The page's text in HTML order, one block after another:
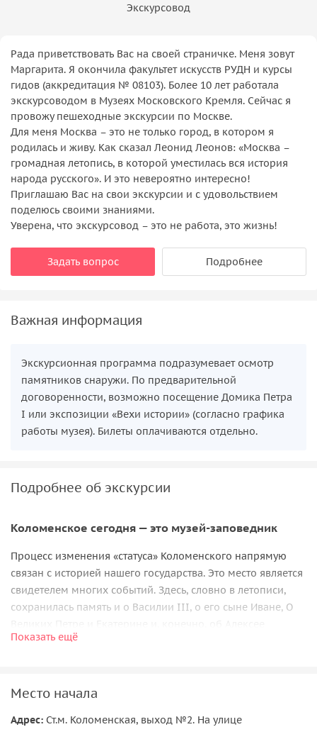
Экскурсовод
Рада приветствовать Вас на своей страничке. Меня зовут
Маргарита. Я окончила факультет искусств РУДН и курсы
гидов (аккредитация № 08103). Более 10 лет работала
экскурсоводом в Музеях Московского Кремля. Сейчас я
провожу пешеходные экскурсии по Москве.
Для меня Москва – это не только город, в котором я
родилась и живу. Как сказал Леонид Леонов: «Москва –
громадная летопись, в которой уместилась вся история
народа русского». И это невероятно интересно!
Приглашаю Вас на свои экскурсии и с удовольствием
поделюсь своими знаниями.
Уверена, что экскурсовод – это не работа, это жизнь!
Задать вопрос Подробнее
Важная информация
Экскурсионная программа подразумевает осмотр
памятников снаружи. По предварительной
договоренности, возможно посещение Домика Петра
I или экспозиции «Вехи истории» (согласно графика
работы музея). Билеты оплачиваются отдельно.
Подробнее об экскурсии
Коломенское сегодня — это музей-заповедник
Процесс изменения «статуса» Коломенского напрямую
связан с историей нашего государства. Это место является
свидетелем многих событий. Здесь, словно в летописи,
сохранилась память и о Василии III, о его сыне Иване, О
Михайловиче. Мы вспомним и других правителей, чьи
Вознесения Господня, которая была включена в список
Показать ещё
Место начала
Адрес: Ст.м. Коломенская, выход №2. На улице